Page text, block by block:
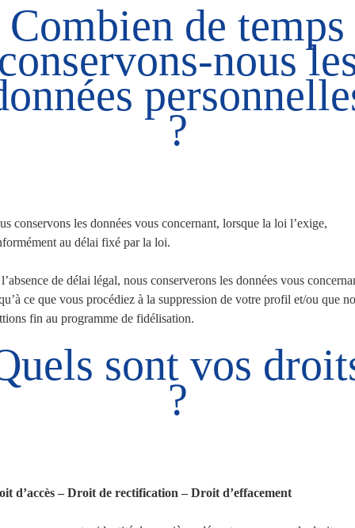
Combien de temps
nous
?
conservons les données vous concernant, lorsque la loi l’exige,
au délai fixé par la loi.
de délai légal, nous conserverons les données vous
ce que vous procédiez à la suppression de votre profil et/ou que
fin au programme de fidélisation.
sont vos
?
d’accès – Droit de rectification – Droit d’effacement